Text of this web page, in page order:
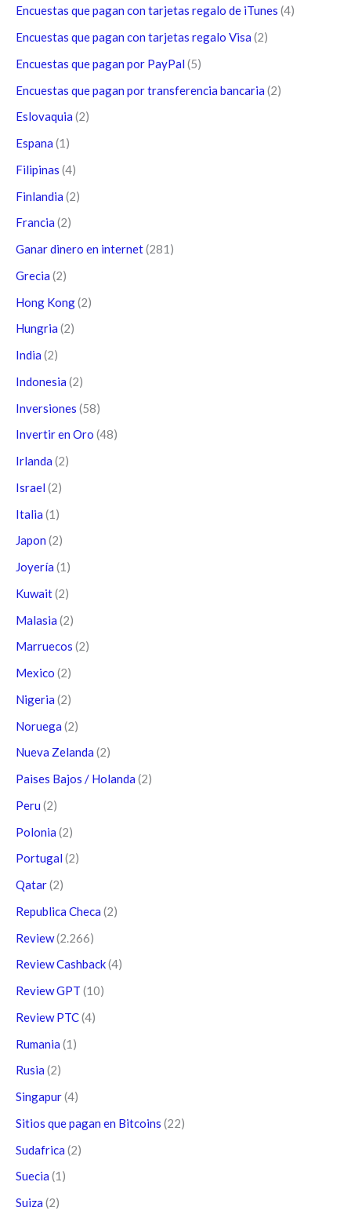
Encuestas que pagan con tarjetas regalo de iTunes (4)
Encuestas que pagan con tarjetas regalo Visa (2)
Encuestas que pagan por PayPal (5)
Encuestas que pagan por transferencia bancaria (2)
Eslovaquia (2)
Espana (1)
Filipinas (4)
Finlandia (2)
Francia (2)
Ganar dinero en internet(281)
Grecia (2)
Hong Kong(2)
Hungria (2)
India (2)
Indonesia (2)
Inversiones (58)
Invertir en Oro (48)
Irlanda (2)
Israel (2)
Italia (1)
Japon (2)
Joyería (1)
Kuwait(2)
Malasia (2)
Marruecos (2)
Mexico (2)
Nigeria (2)
Noruega (2)
Nueva Zelanda (2)
Paises Bajos / Holanda (2)
Peru (2)
Polonia (2)
Portugal (2)
Qatar(2)
Republica Checa (2)
Review(2.266)
Review Cashback(4)
Review GPT (10)
Review PTC(4)
Rumania (1)
Rusia (2)
Singapur(4)
Sitios que pagan en Bitcoins (22)
Sudafrica (2)
Suecia (1)
Suiza (2)